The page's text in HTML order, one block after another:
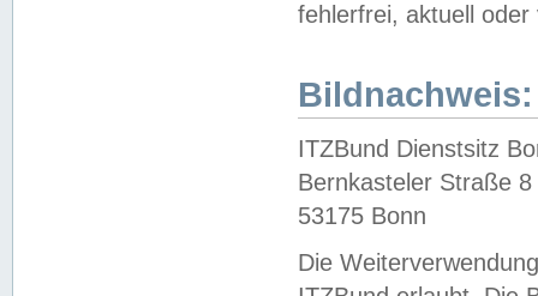
fehlerfrei, aktuell oder
Bildnachweis:
ITZBund Dienstsitz
Bernkasteler Straße 8
53175 Bonn
Die